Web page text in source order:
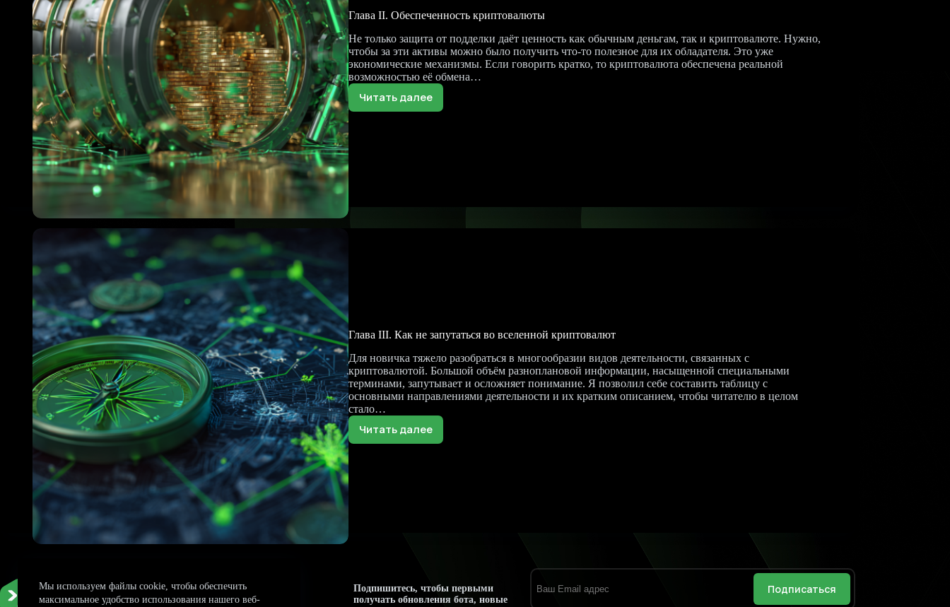
Мы используем файлы cookie, чтобы обеспечить
максимальное удобство использования нашего веб-
Глава II. Обеспеченность криптовалюты
Не только защита от подделки даёт ценность как обычным деньгам, так и криптовалюте. Нужно,
чтобы за эти активы можно было получить что-то полезное для их обладателя. Это уже
экономические механизмы. Если говорить кратко, то криптовалюта обеспечена реальной
возможностью её обмена…
Читать далее
Глава
Глава III. Как не запутаться во вселенной криптовалют
Для новичка тяжело разобраться в многообразии видов деятельности, связанных с
криптовалютой. Большой объём разноплановой информации, насыщенной специальными
терминами, запутывает и осложняет понимание. Я позволил себе составить таблицу с
основными направлениями деятельности и их кратким описанием, чтобы читателю в целом
стало…
Читать далее
Глава
Подпишитесь, чтобы первыми
получать обновления бота, новые
Подписаться